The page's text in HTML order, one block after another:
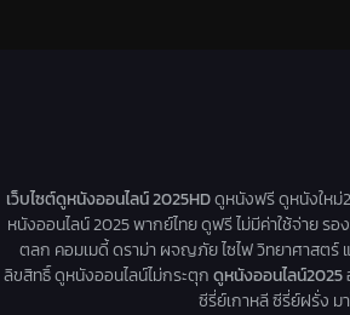
เว็บไซต์ดูหนังออนไลน์ 2025HDดูหนังฟรี ดูหนังใหม่
หนังออนไลน์ 2025 พากย์ไทย ดูฟรี ไม่มีค่าใช้จ่าย
ตลก คอมเมดี้ ดราม่า ผจญภัย ไซไฟ วิทยาศาสตร์
ลิขสิทธิ์ ดูหนังออนไลน์ไม่กระตุกดูหนังออนไลน์2025
ซีรี่ย์เกาหลี ซีรี่ย์ฝรั่ง